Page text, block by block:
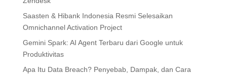
Saasten & Hibank Indonesia Resmi Selesaikan
Omnichannel Activation Project
Gemini Spark: AI Agent Terbaru dari Google untuk
Produktivitas
Apa Itu Data Breach? Penyebab, Dampak, dan Cara